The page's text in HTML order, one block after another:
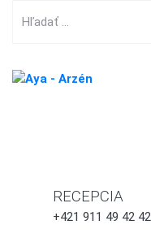
RECEPCIA
+421 911 49 42 42